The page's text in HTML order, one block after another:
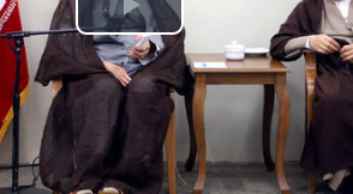
پخش
ویدیو